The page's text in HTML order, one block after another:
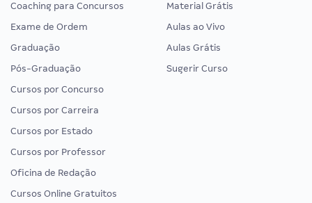
Coaching para Concursos
Exame de Ordem
Graduação
Pós-Graduação
Cursos por Concurso
Cursos por Carreira
Cursos por Estado
Cursos por Professor
Oficina de Redação
Cursos Online Gratuitos
Material Grátis
Aulas ao Vivo
Aulas Grátis
Sugerir Curso